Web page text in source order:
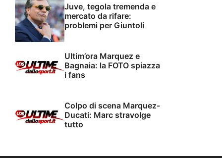
Juve, tegola tremenda e
mercato da rifare:
problemi per Giuntoli
Ultim’ora Marquez e
Bagnaia: la FOTO spiazza
i fans
Colpo di scena Marquez-
Ducati: Marc stravolge
tutto